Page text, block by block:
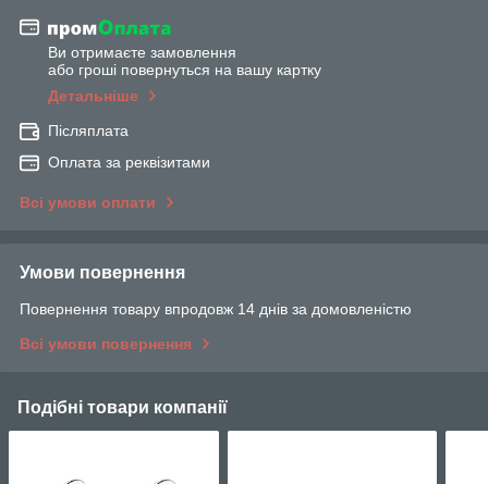
Ви отримаєте замовлення
або гроші повернуться на вашу картку
Детальніше
Післяплата
Оплата за реквізитами
Всі умови оплати
Умови повернення
Повернення товару впродовж 14 днів за домовленістю
Всі умови повернення
Подібні товари компанії